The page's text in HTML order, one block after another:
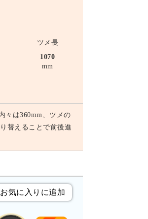
ツメ長
1070
mm
々は360mm、ツメの
替えることで前後進
お気に入りに追加